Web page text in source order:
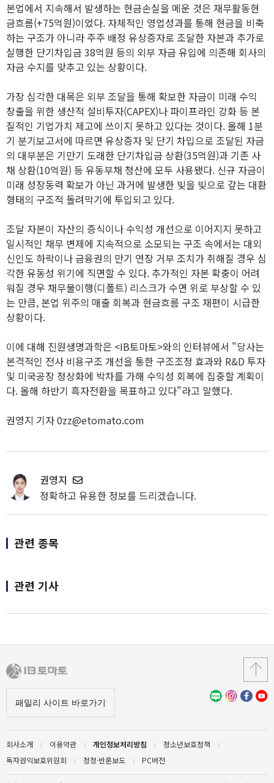
본업에서 지속해서 발생하는 현금손실을 메운 것은 재무활동현
금흐름(+75억원)이었다. 자체적인 영업성과를 통해 현금을 비축
하는 구조가 아니라 주주 배정 유상증자로 조달한 자본과 추가로
실행한 단기차입금 38억원 등의 외부 자금 유입에 의존해 회사의
자금 수지를 맞추고 있는 상황이다.
가장 심각한 대목은 외부 조달을 통해 확보한 자금이 미래 수익
창출을 위한 생산적 설비투자(CAPEX)나 파이프라인 강화 등 본
질적인 기업가치 제고에 쓰이지 못하고 있다는 것이다. 올해 1분
기 분기보고서에 따르면 유상증자 및 단기 차입으로 조달된 자금
의 대부분은 기만기 도래한 단기차입금 상환(35억원)과 기존 사
채 상환(10억원) 등 유동부채 청산에 모두 사용됐다. 신규 자금이
미래 성장동력 확보가 아닌 과거에 발생한 빚을 빚으로 갚는 대환
형태의 구조적 돌려막기에 투입되고 있다.
조달 자본이 자산의 증식이나 수익성 개선으로 이어지지 못하고
일시적인 채무 변제에 지속적으로 소모되는 구조 속에서는 대외
신인도 하락이나 금융권의 만기 연장 거부 조치가 취해질 경우 심
각한 유동성 위기에 직면할 수 있다. 추가적인 자본 확충이 어려
워질 경우 채무불이행(디폴트) 리스크가 수면 위로 부상할 수 있
는 만큼, 본업 위주의 매출 회복과 현금흐름 구조 재편이 시급한
상황이다.
이에 대해 진원생명과학은 <IB토마토>와의 인터뷰에서 "당사는
본격적인 전사 비용구조 개선을 통한 구조조정 효과와 R&D 투자
및 미국공장 정상화에 박차를 가해 수익성 회복에 집중할 계획이
다. 올해 하반기 흑자전환을 목표하고 있다"라고 말했다.
권영지 기자 0zz@etomato.com
권영지
정확하고 유용한 정보를 드리겠습니다.
관련 종목
관련 기사
회사소개 이용약관 개인정보처리방침
청소년보호정책
독자권익보호위원회
정정·반론보도 PC버전